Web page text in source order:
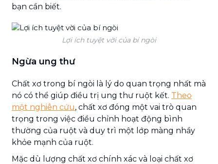
bạn cần biết.
Lợi ích tuyệt vời của bí ngòi
Ngừa ung thư
Chất xơ trong bí ngòi là lý do quan trọng nhất mà
nó có thể giúp điều trị ung thư ruột kết. Theo
một nghiên cứu, chất xơ đóng một vai trò quan
trọng trong việc điều chỉnh hoạt động bình
thường của ruột và duy trì một lớp màng nhầy
khỏe mạnh của ruột.
Mặc dù lượng chất xơ chính xác và loại chất xơ